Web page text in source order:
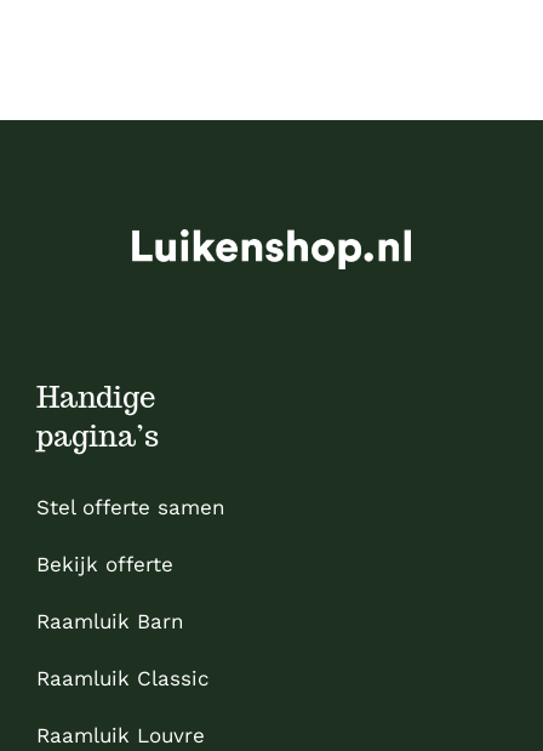
Handige
pagina’s
Stel offerte samen
Bekijk offerte
Raamluik Barn
Raamluik Classic
Raamluik Louvre